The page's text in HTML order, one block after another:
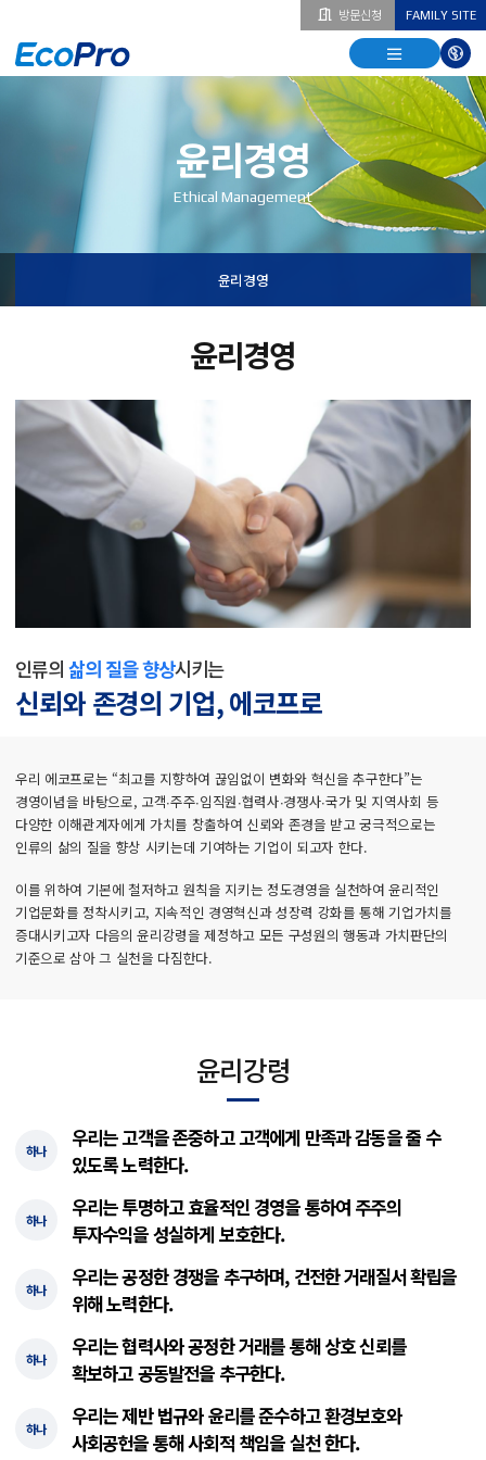
방문신청 FAMILY SITE
열기
열기
다국어
열기
윤리경영
Ethical Management
윤리경영
윤리경영
인류의삶의 질을 향상시키는
신뢰와 존경의 기업, 에코프로
우리 에코프로는 “최고를 지향하여 끊임없이 변화와 혁신을 추구한다”는
경영이념을 바탕으로, 고객∙주주∙임직원∙협력사∙경쟁사∙국가 및 지역사회 등
다양한 이해관계자에게 가치를 창출하여 신뢰와 존경을 받고 궁극적으로는
인류의 삶의 질을 향상 시키는데 기여하는 기업이 되고자 한다.
이를 위하여 기본에 철저하고 원칙을 지키는 정도경영을 실천하여 윤리적인
기업문화를 정착시키고, 지속적인 경영혁신과 성장력 강화를 통해 기업가치를
증대시키고자 다음의 윤리강령을 제정하고 모든 구성원의 행동과 가치판단의
기준으로 삼아 그 실천을 다짐한다.
윤리강령
하나
우리는 고객을 존중하고 고객에게 만족과 감동을 줄 수
있도록 노력한다.
하나
우리는 투명하고 효율적인 경영을 통하여 주주의
투자수익을 성실하게 보호한다.
하나
우리는 공정한 경쟁을 추구하며, 건전한 거래질서 확립을
위해 노력한다.
하나
우리는 협력사와 공정한 거래를 통해 상호 신뢰를
확보하고 공동발전을 추구한다.
하나
우리는 제반 법규와 윤리를 준수하고 환경보호와
사회공헌을 통해 사회적 책임을 실천 한다.